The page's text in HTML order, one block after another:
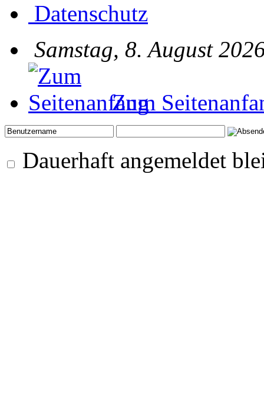
Datenschutz
Samstag, 8. August
Zum
Dauerhaft angemeldet